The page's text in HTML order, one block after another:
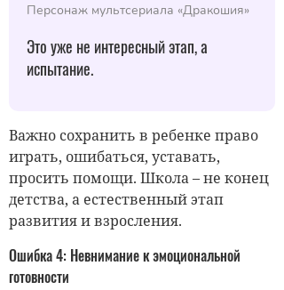
Персонаж мультсериала «Дракошия»
Это уже не интересный этап, а
испытание.
Важно сохранить в ребенке право
играть, ошибаться, уставать,
просить помощи. Школа – не конец
детства, а естественный этап
развития и взросления.
Ошибка 4: Невнимание к эмоциональной
готовности